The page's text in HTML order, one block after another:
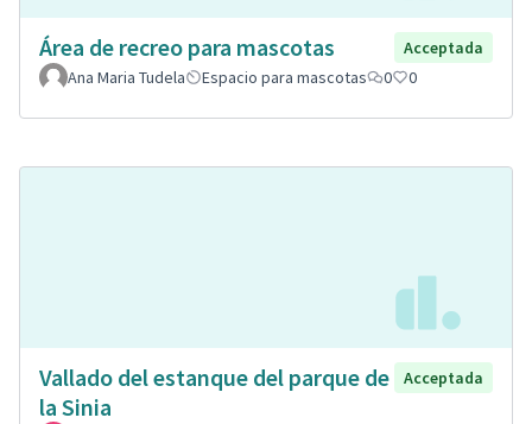
Área de recreo para mascotas
Acceptada
Ana Maria Tudela
Espacio para mascotas 0 0
Vallado del estanque del parque de
la Sinia
Acceptada